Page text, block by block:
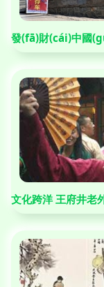
發(fā)財(cái)中國
文化跨洋 王府井老